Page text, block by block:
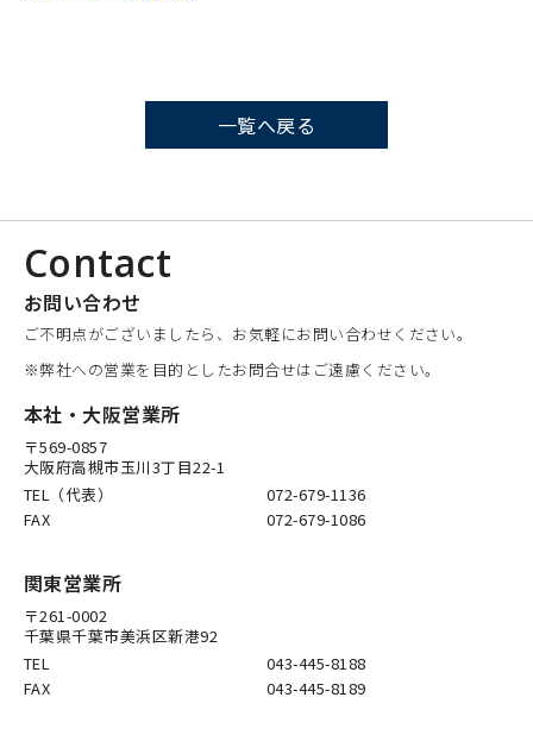
一覧へ戻る
Contact
お問い合わせ
ご不明点がございましたら、お気軽にお問い合わせください。
※弊社への営業を目的としたお問合せはご遠慮ください。
本社・大阪営業所
〒569-0857
大阪府高槻市玉川3丁目22-1
TEL（代表）
072-679-1136
FAX
072-679-1086
関東営業所
〒261-0002
千葉県千葉市美浜区新港92
TEL
043-445-8188
FAX
043-445-8189